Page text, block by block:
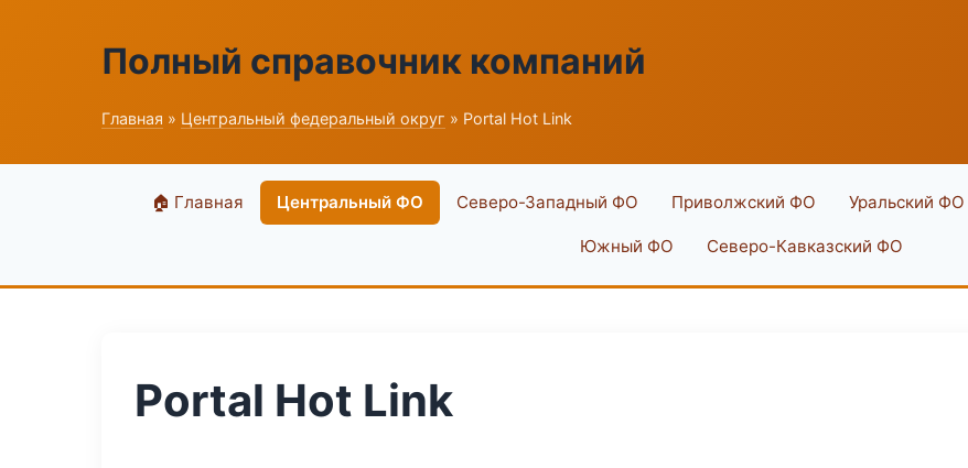
Полный справочник компаний
Главная » Центральный федеральный округ » Portal Hot Link
🏠 Главная Центральный ФО Северо-Западный ФО Приволжский ФО Уральский ФО
Южный ФО Северо-Кавказский ФО
Portal Hot Link